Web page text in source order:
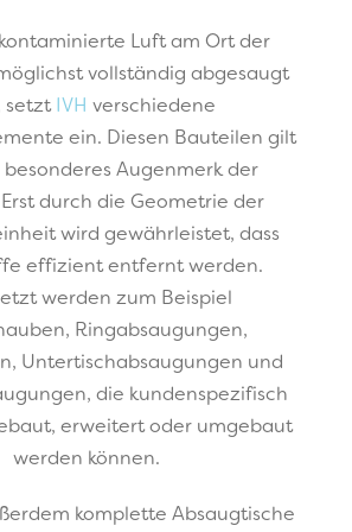
Luft am Ort der
vollständig abgesaugt
setzt IVH verschiedene
ein. Diesen Bauteilen gilt
Augenmerk der
durch die Geometrie der
wird gewährleistet, dass
effizient entfernt werden.
werden zum Beispiel
Ringabsaugungen,
Untertischabsaugungen und
die kundenspezifisch
erweitert oder umgebaut
werden können.
komplette Absaugtische